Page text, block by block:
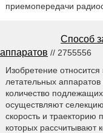
приемопередачи
Способ
аппаратов // 2755556
Изобретение
летательных
количество
осуществляют
скорость и траекторию
которых рассчитывают